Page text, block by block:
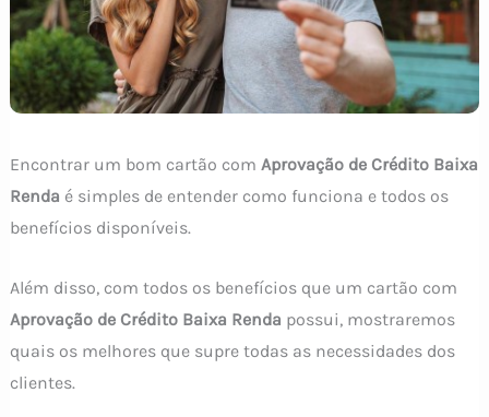
Encontrar um bom cartão com Aprovação de Crédito Baixa
Renda é simples de entender como funciona e todos os
benefícios disponíveis.
Além disso, com todos os benefícios que um cartão com
Aprovação de Crédito Baixa Renda possui, mostraremos
quais os melhores que supre todas as necessidades dos
clientes.